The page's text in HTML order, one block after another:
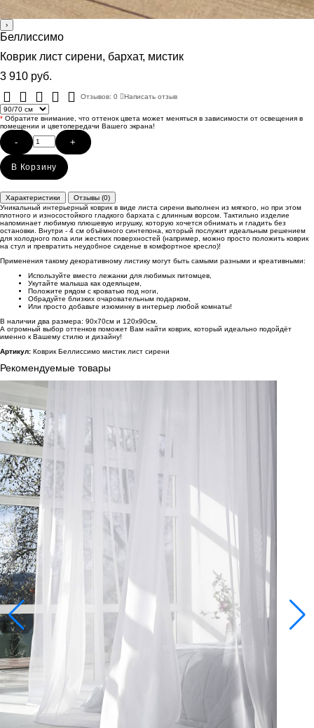
›
Беллиссимо
Коврик лист сирени, бархат, мистик
3 910 руб.
Отзывов: 0 Написать отзыв
* Обратите внимание, что оттенок цвета может меняться в зависимости от освещения в
помещении и цветопередачи Вашего экрана!
- +
В Корзину
Характеристики
Отзывы (0)
Уникальный интерьерный коврик в виде листа сирени выполнен из мягкого, но при этом
плотного и износостойкого гладкого бархата с длинным ворсом. Тактильно изделие
напоминает любимую плюшевую игрушку, которую хочется обнимать и гладить без
остановки. Внутри - 4 см объёмного синтепона, который послужит идеальным решением
для холодного пола или жестких поверхностей (например, можно просто положить коврик
на стул и превратить неудобное сиденье в комфортное кресло)!
Применения такому декоративному листику могут быть самыми разными и креативными:
Используйте вместо лежанки для любимых питомцев,
Укутайте малыша как одеяльцем,
Положите рядом с кроватью под ноги,
Обрадуйте близких очаровательным подарком,
Или просто добавьте изюминку в интерьер любой комнаты!
В наличии два размера: 90х70см и 120х90см.
А огромный выбор оттенков поможет Вам найти коврик, который идеально подойдёт
именно к Вашему стилю и дизайну!
Артикул: Коврик Беллиссимо мистик лист сирени
Рекомендуемые товары